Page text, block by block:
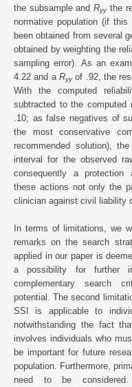
the subsample andRyythe
normative population (if
been obtained from several
obtained by weighting the
sampling error). As an
4.22 and a Ryyof .92, the
With the computed
subtracted to the computed
.10; as false negatives of
the most conservative
recommended solution),
interval for the observed
consequently a protection
these actions not only the
clinician against civil liability
In terms of limitations, we
remarks on the search
applied in our paper is
a possibility for further
complementary search
potential. The second
SSI is applicable to
notwithstanding the fact
involves individuals who
be important for future
population. Furthermore,
need to be